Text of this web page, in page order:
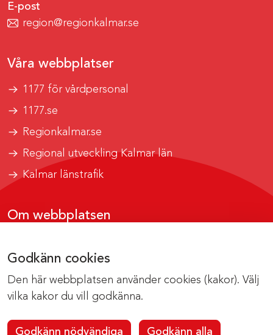
Godkänn cookies
Den här webbplatsen använder cookies (kakor). Välj
vilka kakor du vill godkänna.
Godkänn nödvändiga Godkänn alla
E-post
region@regionkalmar.se
Våra webbplatser
1177 för vårdpersonal
1177.se
Regionkalmar.se
Regional utveckling Kalmar län
Kalmar länstrafik
Om webbplatsen
Om cookies
Kontakta webbredaktionen